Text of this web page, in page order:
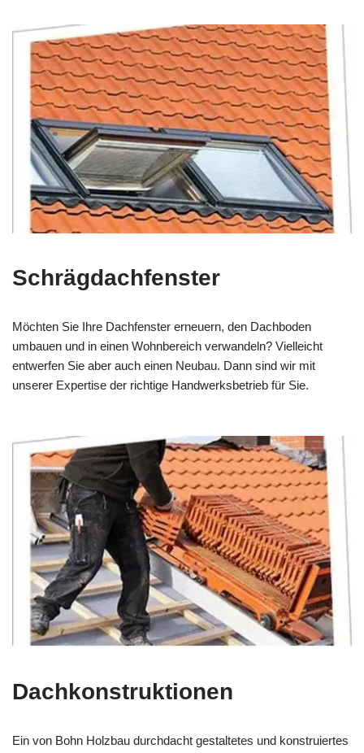
Schrägdachfenster
Möchten Sie Ihre Dachfenster erneuern, den Dachboden
umbauen und in einen Wohnbereich verwandeln? Vielleicht
entwerfen Sie aber auch einen Neubau. Dann sind wir mit
unserer Expertise der richtige Handwerksbetrieb für Sie.
Dachkonstruktionen
Ein von Bohn Holzbau durchdacht gestaltetes und konstruiertes